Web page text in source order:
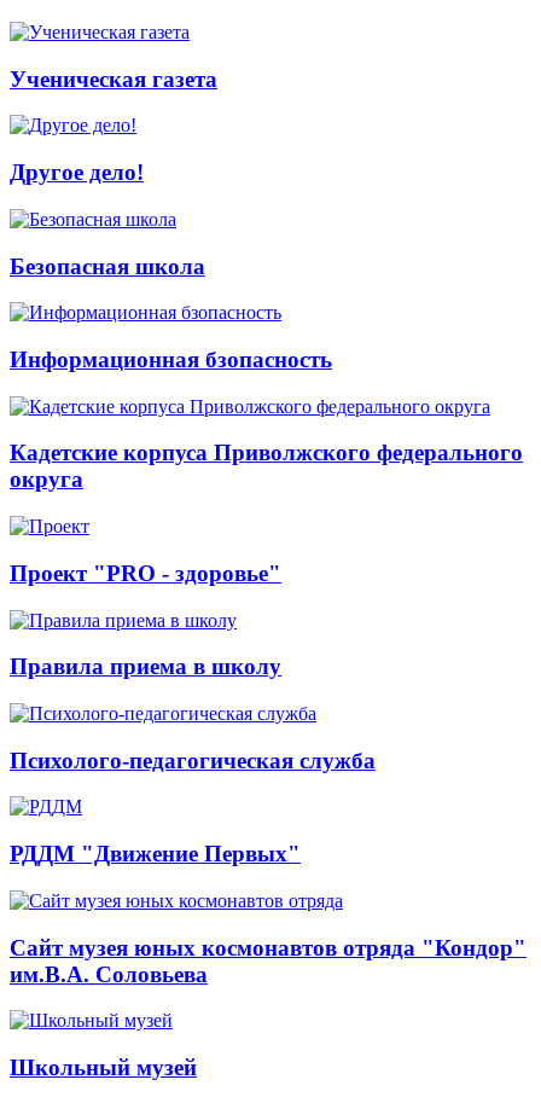
Ученическая газета
Другое дело!
Безопасная школа
Информационная бзопасность
Кадетские корпуса Приволжского федерального
округа
Проект "PRO - здоровье"
Правила приема в школу
Психолого-педагогическая служба
РДДМ "Движение Первых"
Сайт музея юных космонавтов отряда "Кондор"
им.В.А. Соловьева
Школьный музей